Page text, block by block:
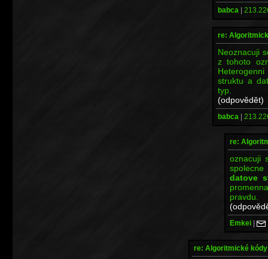
babca |
re:
Neoznacuji
z tohoto
struktu a
typ.
(odpovědět)
babca |
re:
oznacuji
datove
pravdu.
Emkei |
re: Algoritmické kódy